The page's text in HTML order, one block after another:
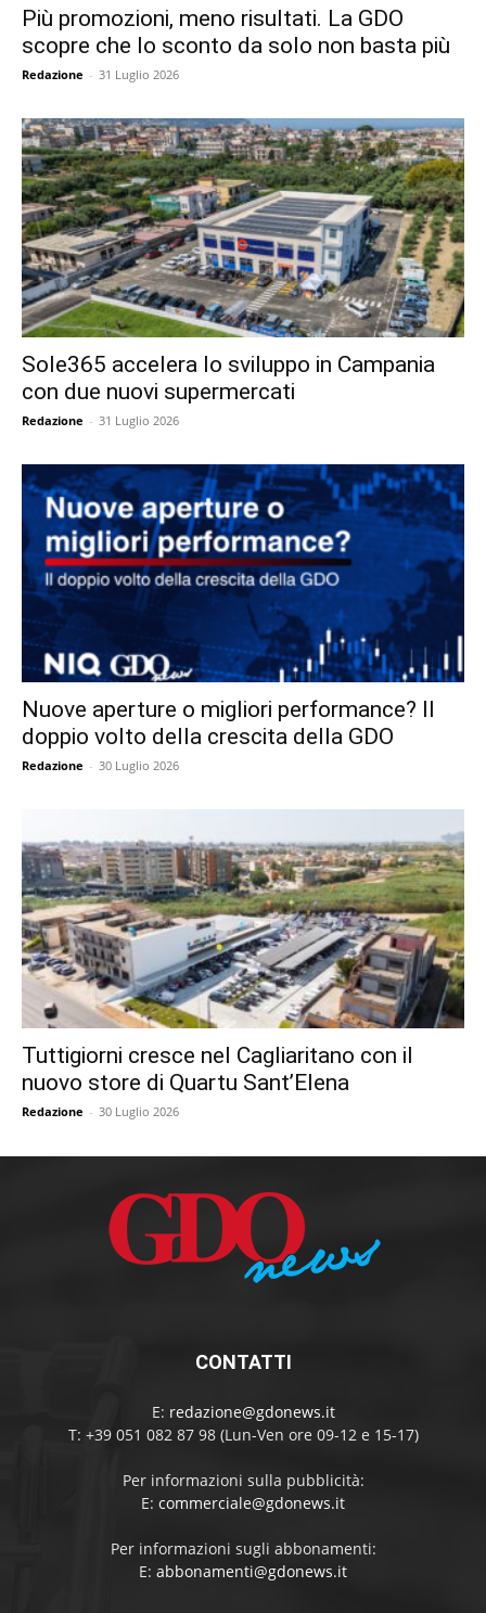
Più promozioni, meno risultati. La GDO
scopre che lo sconto da solo non basta più
Redazione - 31 Luglio 2026
Sole365 accelera lo sviluppo in Campania
con due nuovi supermercati
Redazione - 31 Luglio 2026
Nuove aperture o migliori performance? Il
doppio volto della crescita della GDO
Redazione - 30 Luglio 2026
Tuttigiorni cresce nel Cagliaritano con il
nuovo store di Quartu Sant’Elena
Redazione - 30 Luglio 2026
CONTATTI
E: redazione@gdonews.it
T: +39 051 082 87 98 (Lun-Ven ore 09-12 e 15-17)
Per informazioni sulla pubblicità:
E: commerciale@gdonews.it
Per informazioni sugli abbonamenti:
E: abbonamenti@gdonews.it